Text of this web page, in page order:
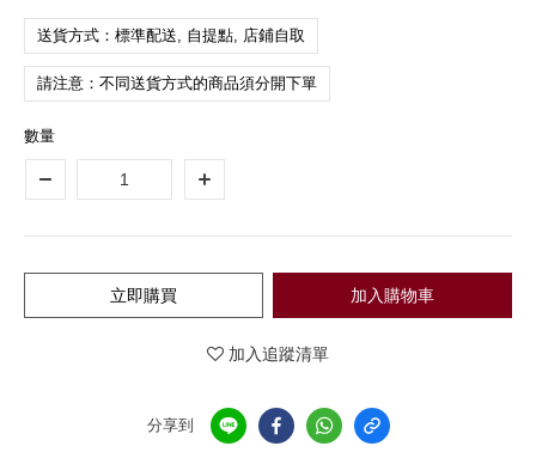
送貨方式：標準配送, 自提點, 店鋪自取
請注意：不同送貨方式的商品須分開下單
數量
加入購物車
立即購買
加入追蹤清單
分享到